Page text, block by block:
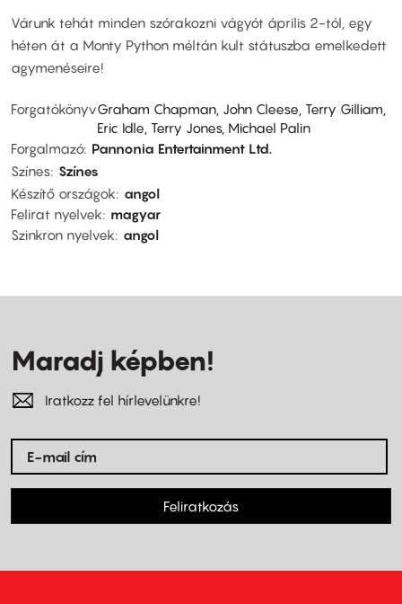
Várunk tehát minden szórakozni vágyót április 2-tól, egy
héten át a Monty Python méltán kult státuszba emelkedett
agymenéseire!
ForgatókönyvGraham Chapman, John Cleese, Terry Gilliam,
Eric Idle, Terry Jones, Michael Palin
Forgalmazó Pannonia Entertainment Ltd.
Színes Színes
Készítő országok
angol
Felirat nyelvek
magyar
Szinkron nyelvek
angol
Maradj képben!
Iratkozz fel hírlevelünkre!
Feliratkozás